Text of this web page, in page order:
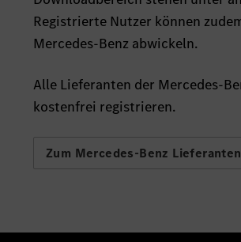
Registrierte Nutzer können
Mercedes-Benz abwickeln.
Alle Lieferanten der Mercedes-
kostenfrei registrieren.
Zum Mercedes-Benz